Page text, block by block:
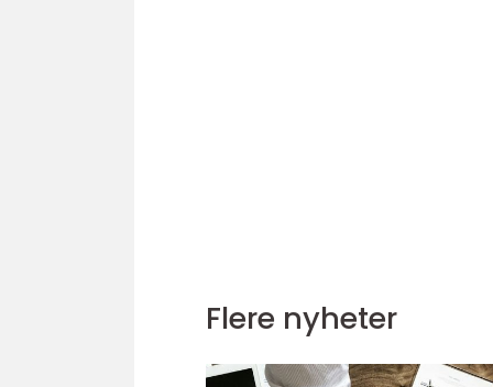
Flere nyheter